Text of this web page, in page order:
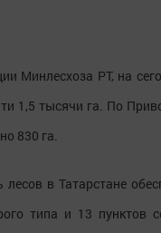
Минлесхоза РТ, на
1,5 тысячи га. По
830 га.
лесов в Татарстане
типа и 13 пунктов